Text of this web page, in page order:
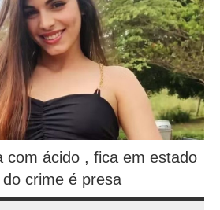
com ácido , fica em estado
crime é presa